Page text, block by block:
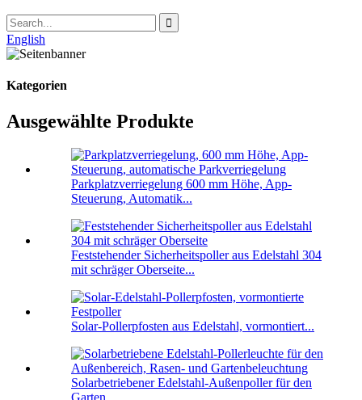
English
Kategorien
Ausgewählte Produkte
Parkplatzverriegelung 600 mm Höhe, App-
Steuerung, Automatik...
Feststehender Sicherheitspoller aus Edelstahl 304
mit schräger Oberseite...
Solar-Pollerpfosten aus Edelstahl, vormontiert...
Solarbetriebener Edelstahl-Außenpoller für den